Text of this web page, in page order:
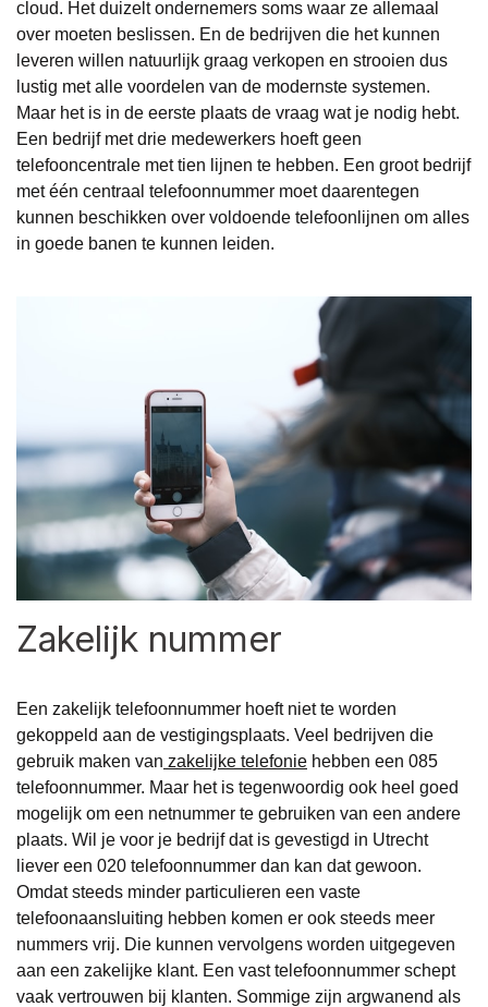
cloud. Het duizelt ondernemers soms waar ze allemaal
over moeten beslissen. En de bedrijven die het kunnen
leveren willen natuurlijk graag verkopen en strooien dus
lustig met alle voordelen van de modernste systemen.
Maar het is in de eerste plaats de vraag wat je nodig hebt.
Een bedrijf met drie medewerkers hoeft geen
telefooncentrale met tien lijnen te hebben. Een groot bedrijf
met één centraal telefoonnummer moet daarentegen
kunnen beschikken over voldoende telefoonlijnen om alles
in goede banen te kunnen leiden.
Zakelijk nummer
Een zakelijk telefoonnummer hoeft niet te worden
gekoppeld aan de vestigingsplaats. Veel bedrijven die
gebruik maken van zakelijke telefonie hebben een 085
telefoonnummer. Maar het is tegenwoordig ook heel goed
mogelijk om een netnummer te gebruiken van een andere
plaats. Wil je voor je bedrijf dat is gevestigd in Utrecht
liever een 020 telefoonnummer dan kan dat gewoon.
Omdat steeds minder particulieren een vaste
telefoonaansluiting hebben komen er ook steeds meer
nummers vrij. Die kunnen vervolgens worden uitgegeven
aan een zakelijke klant. Een vast telefoonnummer schept
vaak vertrouwen bij klanten. Sommige zijn argwanend als